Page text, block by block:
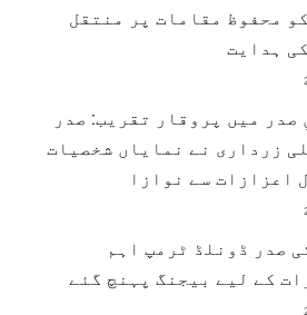
محفوظ مقامات پر منتقل
ہدایت
صدر میں پروقار تقریب: صدر
زرداری نے نمایاں شخصیات
اعزازات سے نوازا
صدر ڈونلڈ ٹرمپ اہم
کے لیے بیجنگ پہنچ گئے